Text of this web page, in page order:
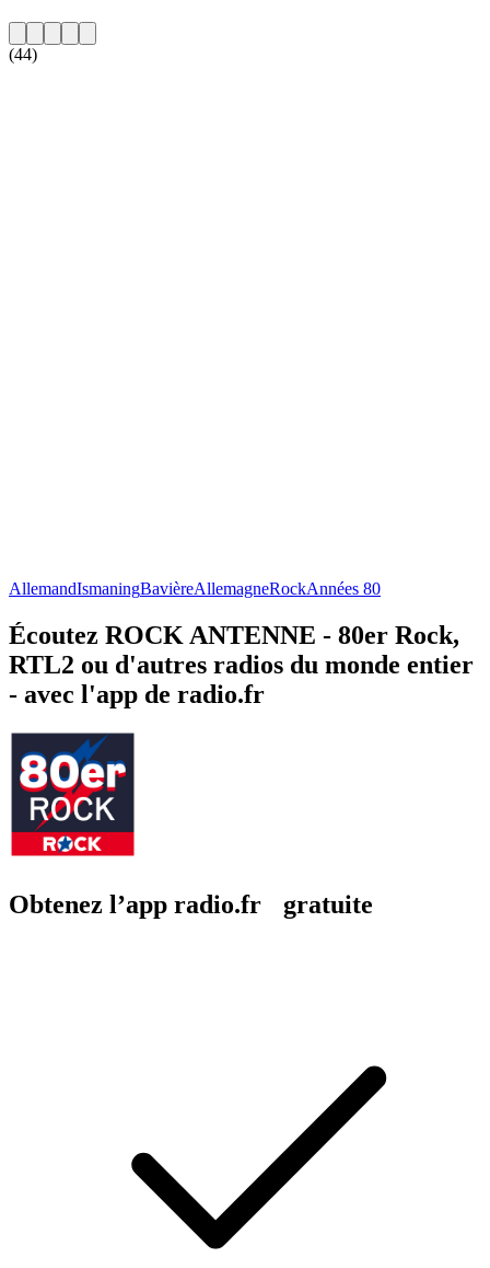
(44)
AllemandIsmaningBavièreAllemagneRockAnnées 80
Écoutez ROCK ANTENNE - 80er Rock,
RTL2 ou d'autres radios du monde entier
- avec l'app de radio.fr
Obtenez l’app radio.fr gratuite